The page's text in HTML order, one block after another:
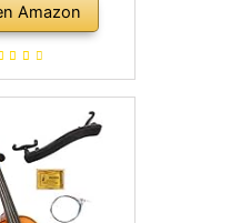
Amazon